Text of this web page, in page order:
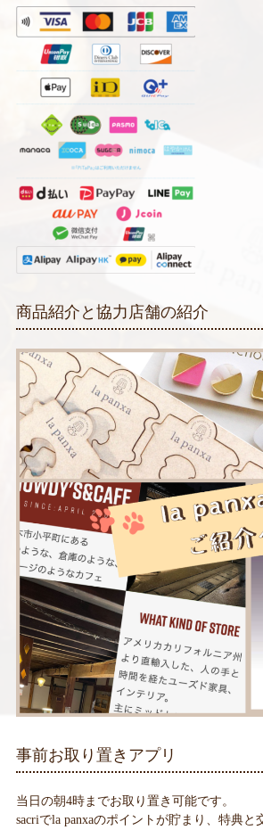
商品紹介と協力店舗の紹介
事前お取り置きアプリ
当日の朝4時までお取り置き可能です。
sacriでla panxaのポイントが貯まり、特典と